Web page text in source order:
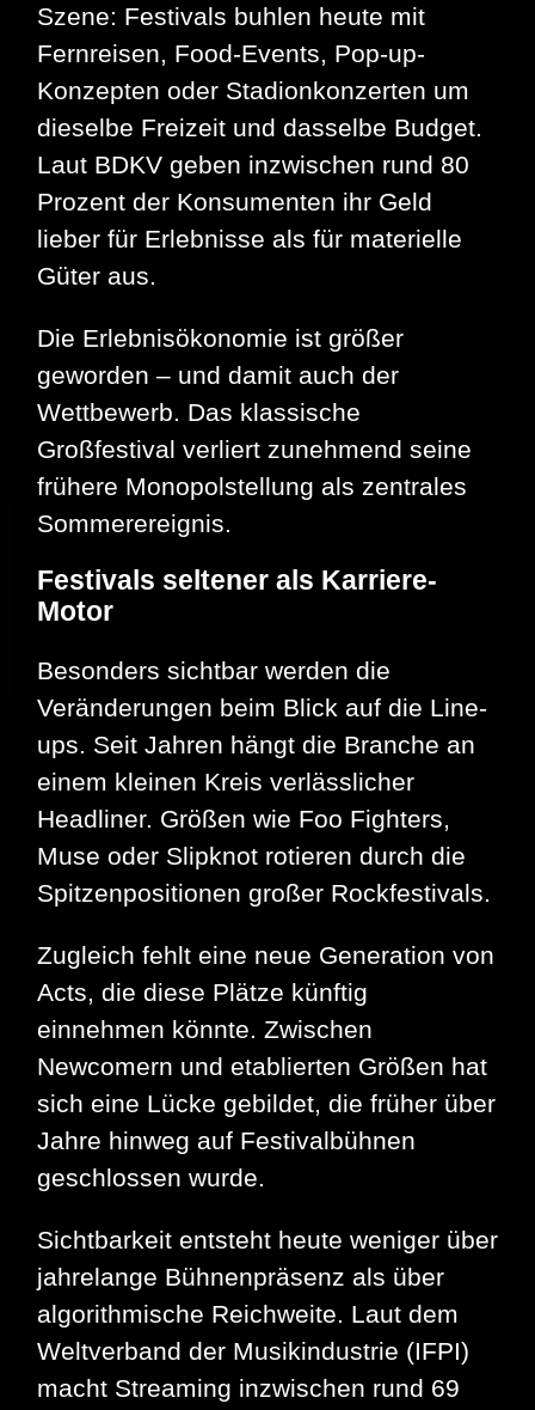
Szene: Festivals buhlen heute mit
Fernreisen, Food-Events, Pop-up-
Konzepten oder Stadionkonzerten um
dieselbe Freizeit und dasselbe Budget.
Laut BDKV geben inzwischen rund 80
Prozent der Konsumenten ihr Geld
lieber für Erlebnisse als für materielle
Güter aus.
Die Erlebnisökonomie ist größer
geworden – und damit auch der
Wettbewerb. Das klassische
Großfestival verliert zunehmend seine
frühere Monopolstellung als zentrales
Sommerereignis.
Festivals seltener als Karriere-
Motor
Besonders sichtbar werden die
Veränderungen beim Blick auf die Line-
ups. Seit Jahren hängt die Branche an
einem kleinen Kreis verlässlicher
Headliner. Größen wie Foo Fighters,
Muse oder Slipknot rotieren durch die
Spitzenpositionen großer Rockfestivals.
Zugleich fehlt eine neue Generation von
Acts, die diese Plätze künftig
einnehmen könnte. Zwischen
Newcomern und etablierten Größen hat
sich eine Lücke gebildet, die früher über
Jahre hinweg auf Festivalbühnen
geschlossen wurde.
Sichtbarkeit entsteht heute weniger über
jahrelange Bühnenpräsenz als über
algorithmische Reichweite. Laut dem
Weltverband der Musikindustrie (IFPI)
macht Streaming inzwischen rund 69